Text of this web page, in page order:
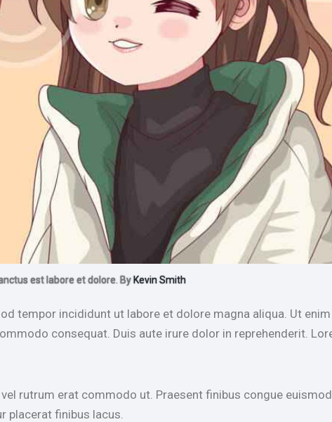
est labore et dolore. By Kevin Smith
tempor incididunt ut labore et dolore magna aliqua. Ut
consequat. Duis aute irure dolor in reprehenderit.
rutrum erat commodo ut. Praesent finibus congue
placerat finibus lacus.